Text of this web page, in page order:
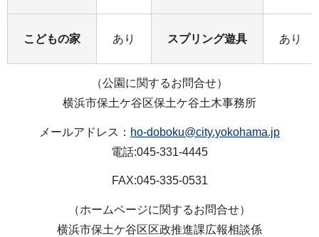
こどもの家 あり スプリング遊具 あり
（公園に関するお問合せ）
横浜市保土ケ谷区保土ケ谷土木事務所
メールアドレス： ho-doboku@city.yokohama.jp
電話:045-331-4445
FAX:045-335-0531
（ホームページに関するお問合せ）
横浜市保土ケ谷区区政推進課広報相談係